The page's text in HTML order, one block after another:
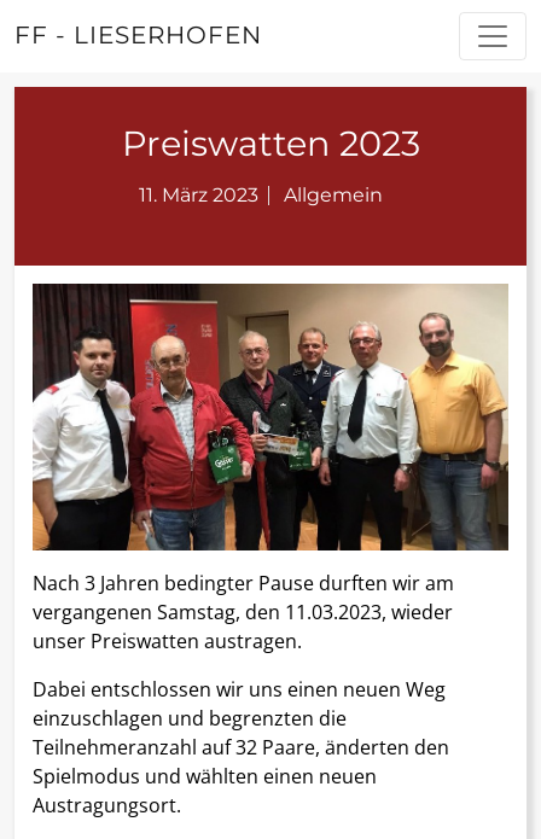
FF - LIESERHOFEN
Preiswatten 2023
11. März 2023 Allgemein
Nach 3 Jahren bedingter Pause durften wir am
vergangenen Samstag, den 11.03.2023, wieder
unser Preiswatten austragen.
Dabei entschlossen wir uns einen neuen Weg
einzuschlagen und begrenzten die
Teilnehmeranzahl auf 32 Paare, änderten den
Spielmodus und wählten einen neuen
Austragungsort.